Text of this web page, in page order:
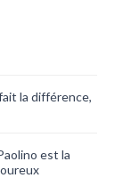
la différence,
est la